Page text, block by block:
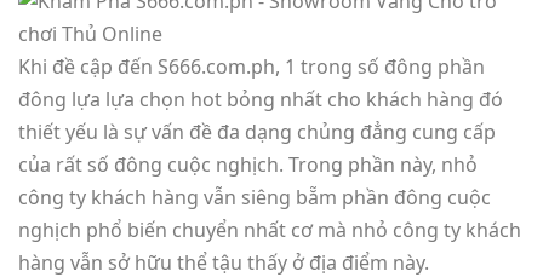
Khi đề cập đến S666.com.ph, 1 trong số đông phần
đông lựa lựa chọn hot bỏng nhất cho khách hàng đó
thiết yếu là sự vấn đề đa dạng chủng đẳng cung cấp
của rất số đông cuộc nghịch. Trong phần này, nhỏ
công ty khách hàng vẫn siêng bẵm phần đông cuộc
nghịch phổ biến chuyển nhất cơ mà nhỏ công ty khách
hàng vẫn sở hữu thể tậu thấy ở địa điểm này.